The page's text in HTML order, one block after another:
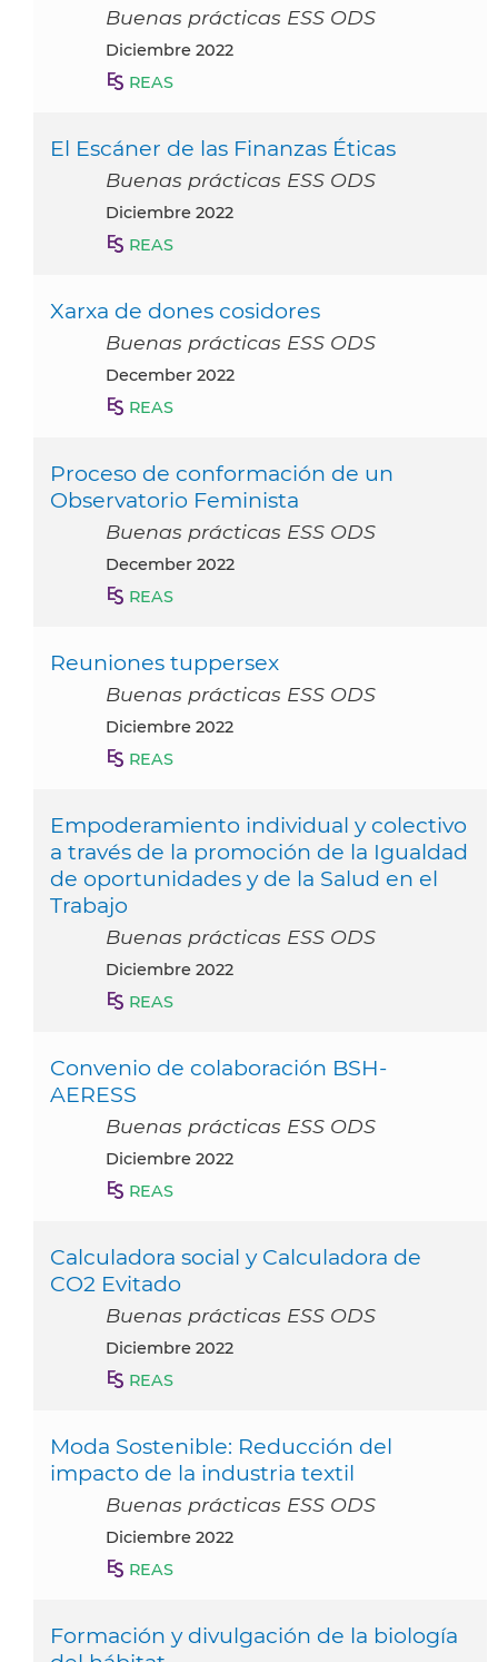
Buenas prácticas ESS ODS
diciembre 2022
REAS
El Escáner de las Finanzas Éticas
Buenas prácticas ESS ODS
diciembre 2022
REAS
Xarxa de dones cosidores
Buenas prácticas ESS ODS
December 2022
REAS
Proceso de conformación de un
Observatorio Feminista
Buenas prácticas ESS ODS
December 2022
REAS
Reuniones tuppersex
Buenas prácticas ESS ODS
diciembre 2022
REAS
Empoderamiento individual y colectivo
a través de la promoción de la Igualdad
de oportunidades y de la Salud en el
Trabajo
Buenas prácticas ESS ODS
diciembre 2022
REAS
Convenio de colaboración BSH-
AERESS
Buenas prácticas ESS ODS
diciembre 2022
REAS
Calculadora social y Calculadora de
CO2 Evitado
Buenas prácticas ESS ODS
diciembre 2022
REAS
Moda Sostenible: Reducción del
impacto de la industria textil
Buenas prácticas ESS ODS
diciembre 2022
REAS
Formación y divulgación de la biología